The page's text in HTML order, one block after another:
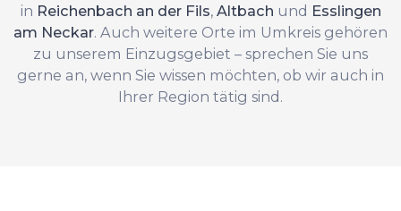
in Reichenbach an der Fils, Altbach und Esslingen
am Neckar. Auch weitere Orte im Umkreis gehören
zu unserem Einzugsgebiet – sprechen Sie uns
gerne an, wenn Sie wissen möchten, ob wir auch in
Ihrer Region tätig sind.